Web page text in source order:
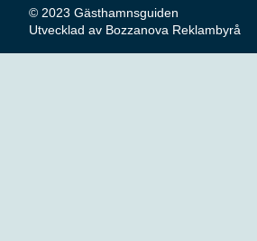
© 2023 Gästhamnsguiden
Utvecklad av Bozzanova Reklambyrå